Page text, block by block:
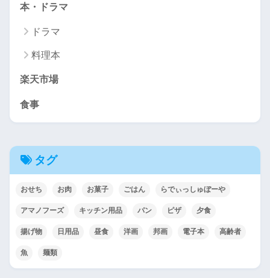
本・ドラマ
ドラマ
料理本
楽天市場
食事
タグ
おせち お肉 お菓子 ごはん らでぃっしゅぼーや
アマノフーズ キッチン用品 パン ピザ 夕食
揚げ物 日用品 昼食 洋画 邦画 電子本 高齢者
魚 麺類